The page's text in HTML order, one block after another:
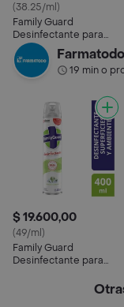
(38.25/ml)
Family Guard
Desinfectante para
Superficies en
Aerosol
Farmatodo
19 min o
$ 19.600,00
(49/ml)
Family Guard
Desinfectante para